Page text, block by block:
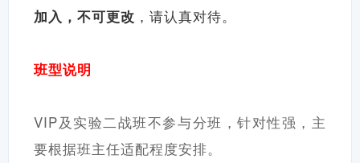
加入，不可更改 ，请认真对待。
班型说明
VIP及实验二战班不参与分班，针对性强，主
要根据班主任适配程度安排。